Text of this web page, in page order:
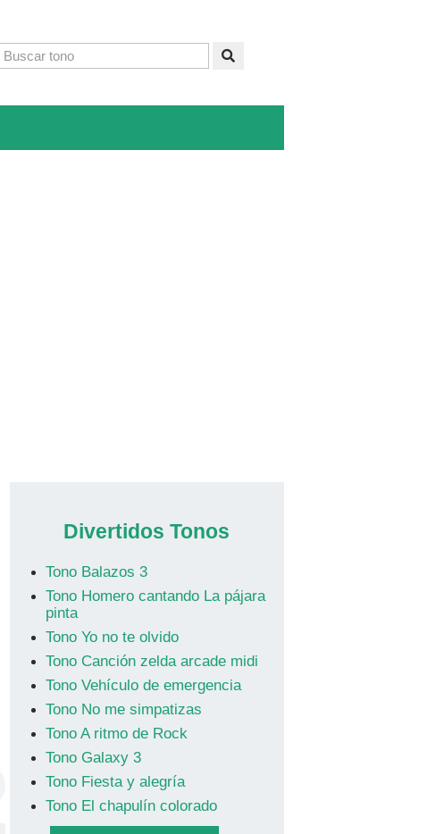
Divertidos Tonos
Tono Balazos 3
Tono Homero cantando La pájara
pinta
Tono Yo no te olvido
Tono Canción zelda arcade midi
Tono Vehículo de emergencia
Tono No me simpatizas
Tono A ritmo de Rock
Tono Galaxy 3
Tono Fiesta y alegría
Tono El chapulín colorado